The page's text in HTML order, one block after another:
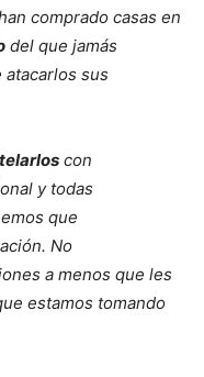
comprado casas en
del que jamás
sus
con
y todas
que
No
a menos que les
estamos tomando